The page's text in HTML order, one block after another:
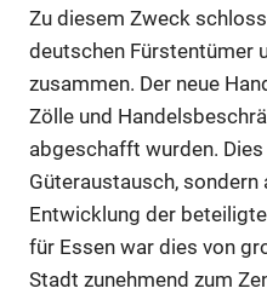
Zu diesem Zweck
deutschen Fürstentümer
zusammen. Der neue
Zölle und
abgeschafft wurden.
Güteraustausch,
Entwicklung der
für Essen war dies von
Stadt zunehmend zum